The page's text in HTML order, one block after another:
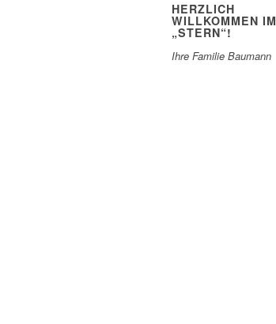
HERZLICH
WILLKOMMEN IM
„STERN“!
Ihre Familie Baumann